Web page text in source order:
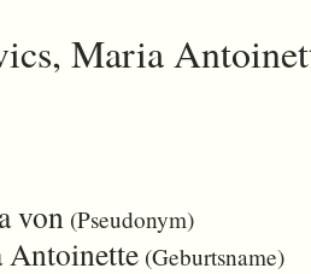
Maria
von (Pseudonym)
(Geburtsname)